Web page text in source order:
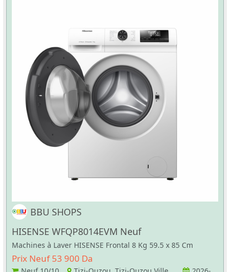
BBU SHOPS
HISENSE WFQP8014EVM Neuf
Machines à Laver HISENSE Frontal 8 Kg 59.5 x 85 Cm
Prix Neuf 53 900 Da